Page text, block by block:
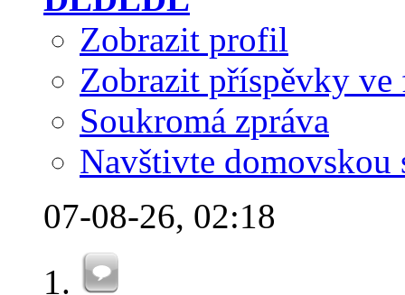
Zobrazit profil
Zobrazit příspěvky ve
Soukromá zpráva
Navštivte domovskou
07-08-26, 02:18